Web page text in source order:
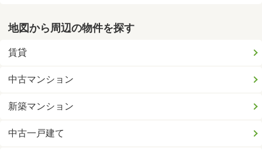
地図から周辺の物件を探す
賃貸
中古マンション
新築マンション
中古一戸建て